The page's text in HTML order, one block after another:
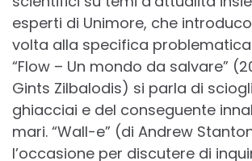
esperti di Unimore, che
volta alla specifica
“Flow – Un mondo da salvare”
Gints Zilbalodis) si parla di
ghiacciai e del conseguente
mari. “Wall-e” (di Andrew
l’occasione per discutere di